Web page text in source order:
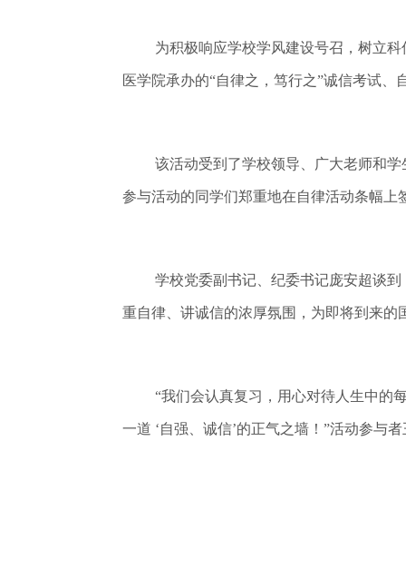
为积极响应学校学风建设号召，树立
医学院承办的“自律之，笃行之”诚信考试、
该活动受到了学校领导、广大老师和
参与活动的同学们郑重地在自律活动条幅上
学校党委副书记、纪委书记庞安超谈
重自律、讲诚信的浓厚氛围，为即将到来
“我们会认真复习，用心对待人生中的
一道 ‘自强、诚信’的正气之墙！”活动参与